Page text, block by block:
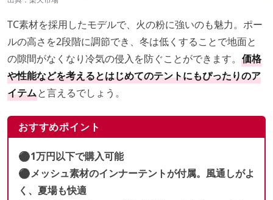
TC素材を採用したモデルで、火の粉に強いのも魅力。ポー
ルの高さを2段階に調節でき、冬は低くすることで地面と
の隙間がなくなり冷気の侵入を防ぐことができます。 価格
や性能などを考えるとはじめてのテントにもぴったりのア
イテムと言えるでしょう。
おすすめポイント
⚫︎1万円以下で購入可能
⚫︎メッシュ素材のインナーテントが付属。風通しがよ
く、夏場も快適